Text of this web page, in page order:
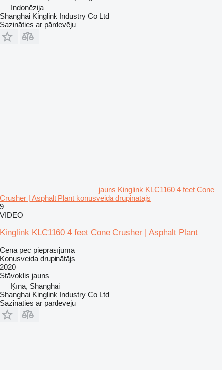
Indonēzija
Shanghai Kinglink Industry Co Ltd
Sazināties ar pārdevēju
jauns Kinglink KLC1160 4 feet Cone
Crusher | Asphalt Plant konusveida drupinātājs
9
VIDEO
Kinglink KLC1160 4 feet Cone Crusher | Asphalt Plant
Cena pēc pieprasījuma
Konusveida drupinātājs
2020
Stāvoklis jauns
Ķīna, Shanghai
Shanghai Kinglink Industry Co Ltd
Sazināties ar pārdevēju